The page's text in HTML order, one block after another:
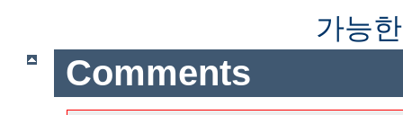
가능
Comments